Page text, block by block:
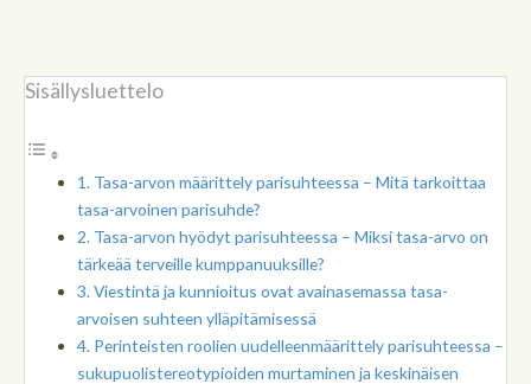
Sisällysluettelo
Tasa-arvon määrittely parisuhteessa – Mitä tarkoittaa
tasa-arvoinen parisuhde?
Tasa-arvon hyödyt parisuhteessa – Miksi tasa-arvo on
tärkeää terveille kumppanuuksille?
Viestintä ja kunnioitus ovat avainasemassa tasa-
arvoisen suhteen ylläpitämisessä
Perinteisten roolien uudelleenmäärittely parisuhteessa –
sukupuolistereotypioiden murtaminen ja keskinäisen